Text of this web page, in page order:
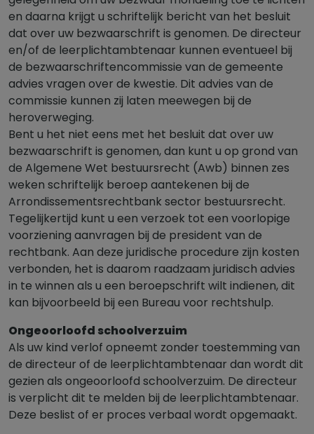
en daarna krijgt u schriftelijk bericht van het besluit
dat over uw bezwaarschrift is genomen. De directeur
en/of de leerplichtambtenaar kunnen eventueel bij
de bezwaarschriftencommissie van de gemeente
advies vragen over de kwestie. Dit advies van de
commissie kunnen zij laten meewegen bij de
heroverweging.
Bent u het niet eens met het besluit dat over uw
bezwaarschrift is genomen, dan kunt u op grond van
de Algemene Wet bestuursrecht (Awb) binnen zes
weken schriftelijk beroep aantekenen bij de
Arrondissementsrechtbank sector bestuursrecht.
Tegelijkertijd kunt u een verzoek tot een voorlopige
voorziening aanvragen bij de president van de
rechtbank. Aan deze juridische procedure zijn kosten
verbonden, het is daarom raadzaam juridisch advies
in te winnen als u een beroepschrift wilt indienen, dit
kan bijvoorbeeld bij een Bureau voor rechtshulp.
Ongeoorloofd schoolverzuim
Als uw kind verlof opneemt zonder toestemming van
de directeur of de leerplichtambtenaar dan wordt dit
gezien als ongeoorloofd schoolverzuim. De directeur
is verplicht dit te melden bij de leerplichtambtenaar.
Deze beslist of er proces verbaal wordt opgemaakt.